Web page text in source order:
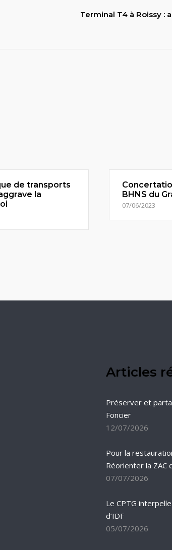
Terminal T4 à Roissy :
de transports
la
BHNS du
07/06/2023
Articles
Préserver et
Foncier
12/07/2026
Pour la
Réorienter la ZAC
07/07/2026
Le CPTG
d’IDF
05/07/2026